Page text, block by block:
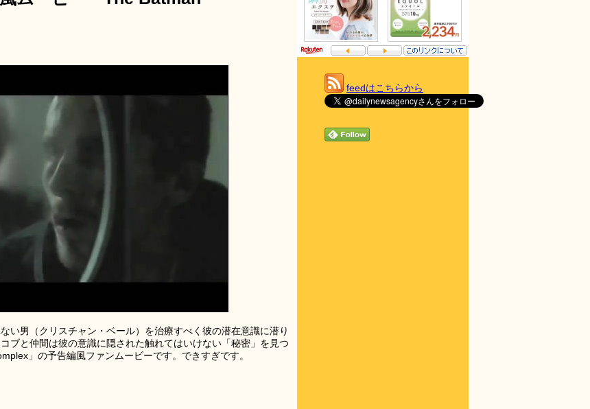
い男（クリスチャン・ベール）を治療すべく彼の潜在意識に潜り
ブと仲間は彼の意識に隠された触れてはいけない「秘密」を見つ
」の予告編風ファンムービーです。できすぎです。
feedはこちらから